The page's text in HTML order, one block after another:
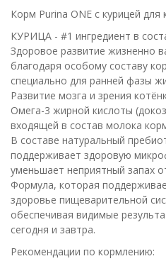
Корм Purina ONE с курицей для
КУРИЦА - #1 ингредиент в
Здоровое развитие жизненно
благодаря особому составу
специально для ранней фазы
Развитие мозга и зрения
Омега-3 жирной кислоты
входящей в состав молока
В составе натуральный
поддерживает здоровую
уменьшает неприятный запах
Формула, которая
здоровье пищеварительной
обеспечивая видимые
сегодня и завтра.
Рекомендации по кормлению: